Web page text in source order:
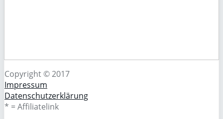
Copyright © 2017
Impressum
Datenschutzerklärung
* = Affiliatelink